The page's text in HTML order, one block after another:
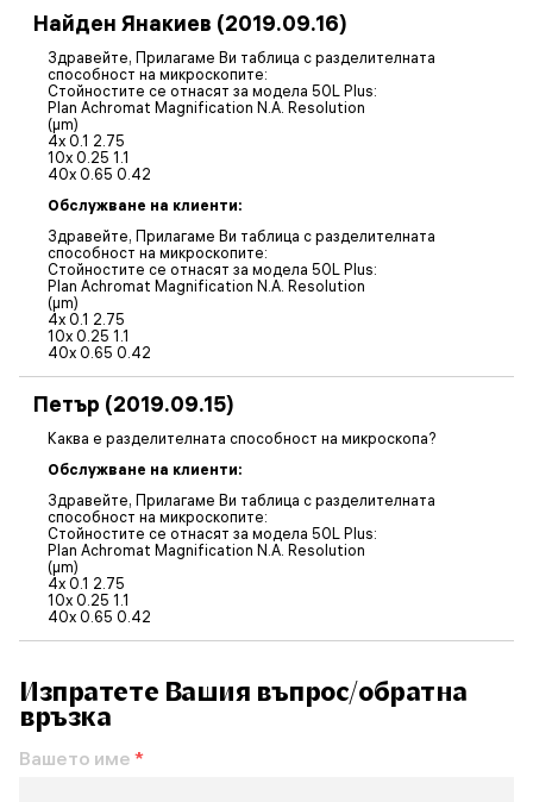
Найден Янакиев (2019.09.16)
Здравейте, Прилагаме Ви таблица с разделителната
способност на микроскопите:
Стойностите се отнасят за модела 50L Plus:
Plan Achromat Magnification N.A. Resolution
(µm)
4x 0.1 2.75
10x 0.25 1.1
40x 0.65 0.42
Обслужване на клиенти:
Здравейте, Прилагаме Ви таблица с разделителната
способност на микроскопите:
Стойностите се отнасят за модела 50L Plus:
Plan Achromat Magnification N.A. Resolution
(µm)
4x 0.1 2.75
10x 0.25 1.1
40x 0.65 0.42
Петър (2019.09.15)
Каква е разделителната способност на микроскопа?
Обслужване на клиенти:
Здравейте, Прилагаме Ви таблица с разделителната
способност на микроскопите:
Стойностите се отнасят за модела 50L Plus:
Plan Achromat Magnification N.A. Resolution
(µm)
4x 0.1 2.75
10x 0.25 1.1
40x 0.65 0.42
Изпратете Вашия въпрос/обратна
връзка
Вашето име *